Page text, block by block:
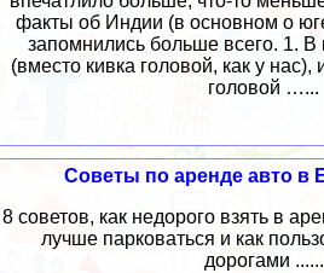
факты об Индии (в основном о
запомнились больше всего. 1. В
(вместо кивка головой, как у
головой …...
Советы по аренде авто в
8 советов, как недорого взять в
лучше парковаться и как
дорогами ......